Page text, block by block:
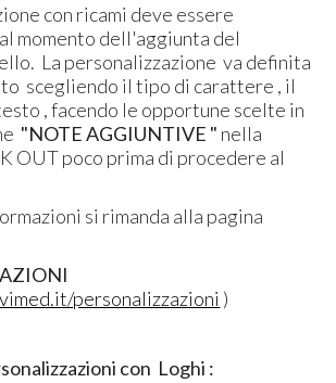
con ricami deve essere
momento dell'aggiunta del
La personalizzazione va definita
scegliendo il tipo di carattere , il
, facendo le opportune scelte in
"NOTE AGGIUNTIVE " nella
OUT poco prima di procedere al
si rimanda alla pagina
personalizzazioni )
con Loghi :